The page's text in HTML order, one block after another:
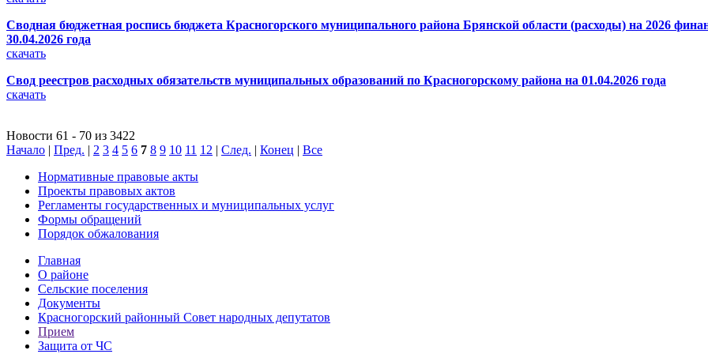
Сводная бюджетная роспись бюджета Красногорского муниципального района Брянской области (расходы) на 2026
30.04.2026 года
скачать
Свод реестров расходных обязательств муниципальных образований по Красногорскому района на 01.04.2026 года
скачать
Новости 61 - 70 из 3422
Начало | Пред. | 2 3 4 5 6 7 8 9 10 11 12 | След. | Конец | Все
Нормативные правовые акты
Проекты правовых актов
Регламенты государственных и муниципальных услуг
Формы обращений
Порядок обжалования
Главная
О районе
Сельские поселения
Документы
Красногорский районный Совет народных депутатов
Прием
Защита от ЧС